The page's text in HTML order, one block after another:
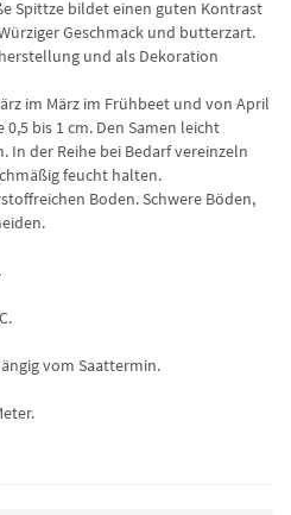
Spittze bildet einen guten Kontrast
Geschmack und butterzart.
und als Dekoration
im März im Frühbeet und von April
bis 1 cm. Den Samen leicht
In der Reihe bei Bedarf vereinzeln
feucht halten.
Boden. Schwere Böden,
vom Saattermin.